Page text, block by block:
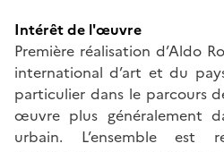
Intérêt de l'œuvre
Première réalisation d’Aldo
international d’art et du
particulier dans le parcours
œuvre plus généralement
urbain. L’ensemble est